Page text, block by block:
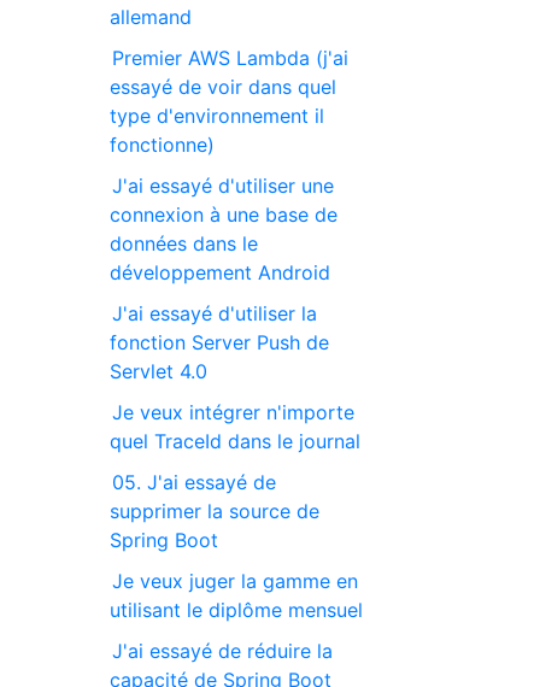
allemand
Premier AWS Lambda (j'ai
essayé de voir dans quel
type d'environnement il
fonctionne)
J'ai essayé d'utiliser une
connexion à une base de
données dans le
développement Android
J'ai essayé d'utiliser la
fonction Server Push de
Servlet 4.0
Je veux intégrer n'importe
quel TraceId dans le journal
05. J'ai essayé de
supprimer la source de
Spring Boot
Je veux juger la gamme en
utilisant le diplôme mensuel
J'ai essayé de réduire la
capacité de Spring Boot